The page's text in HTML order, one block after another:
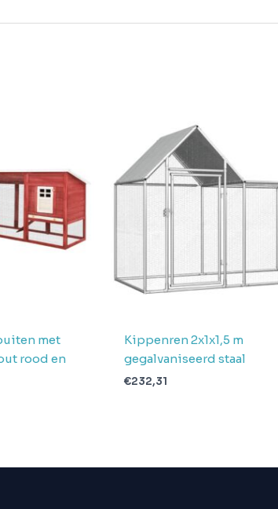
met
rood en
Kippenren 2x1x1,5 m
gegalvaniseerd staal
€232,31